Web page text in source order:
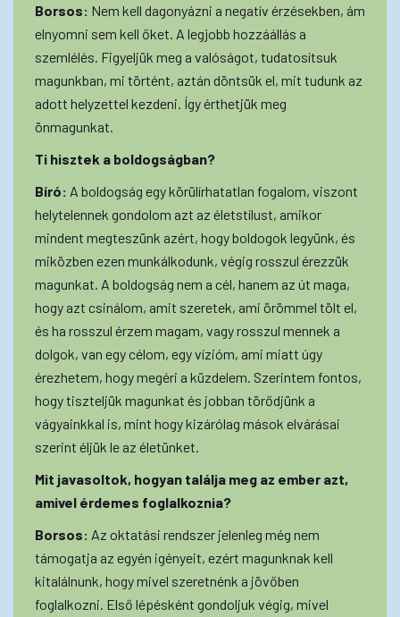
Borsos: Nem kell dagonyázni a negatív érzésekben, ám
elnyomni sem kell őket. A legjobb hozzáállás a
szemlélés. Figyeljük meg a valóságot, tudatosítsuk
magunkban, mi történt, aztán döntsük el, mit tudunk az
adott helyzettel kezdeni. Így érthetjük meg
önmagunkat.
Ti hisztek a boldogságban?
Bíró: A boldogság egy körülírhatatlan fogalom, viszont
helytelennek gondolom azt az életstílust, amikor
mindent megteszünk azért, hogy boldogok legyünk, és
miközben ezen munkálkodunk, végig rosszul érezzük
magunkat. A boldogság nem a cél, hanem az út maga,
hogy azt csinálom, amit szeretek, ami örömmel tölt el,
és ha rosszul érzem magam, vagy rosszul mennek a
dolgok, van egy célom, egy vízióm, ami miatt úgy
érezhetem, hogy megéri a küzdelem. Szerintem fontos,
hogy tiszteljük magunkat és jobban törődjünk a
vágyainkkal is, mint hogy kizárólag mások elvárásai
szerint éljük le az életünket.
Mit javasoltok, hogyan találja meg az ember azt,
amivel érdemes foglalkoznia?
Borsos: Az oktatási rendszer jelenleg még nem
támogatja az egyén igényeit, ezért magunknak kell
kitalálnunk, hogy mivel szeretnénk a jövőben
foglalkozni. Első lépésként gondoljuk végig, mivel